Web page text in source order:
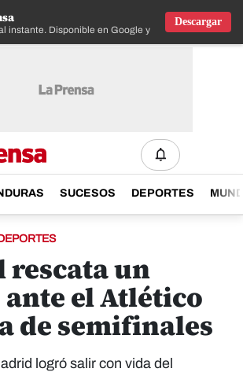
instante. Disponible en Google y IOS
Descargar
SUCESOS DEPORTES
DEPORTES
rescata un
ante el Atlético
de semifinales
logró salir con vida del